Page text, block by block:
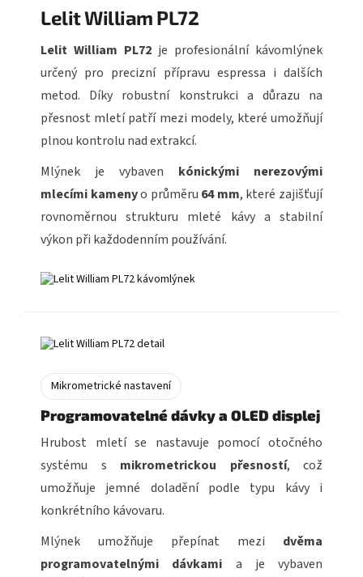
Lelit William PL72
Lelit William PL72 je profesionální kávomlýnek
určený pro precizní přípravu espressa i dalších
metod. Díky robustní konstrukci a důrazu na
přesnost mletí patří mezi modely, které umožňují
plnou kontrolu nad extrakcí.
Mlýnek je vybaven kónickými nerezovými
mlecími kamenyo průměru 64 mm, které zajišťují
rovnoměrnou strukturu mleté kávy a stabilní
výkon při každodenním používání.
Mikrometrické nastavení
Programovatelné dávky a OLED displej
Hrubost mletí se nastavuje pomocí otočného
systému s mikrometrickou přesností, což
umožňuje jemné doladění podle typu kávy i
konkrétního kávovaru.
Mlýnek umožňuje přepínat mezi dvěma
programovatelnými dávkami a je vybaven